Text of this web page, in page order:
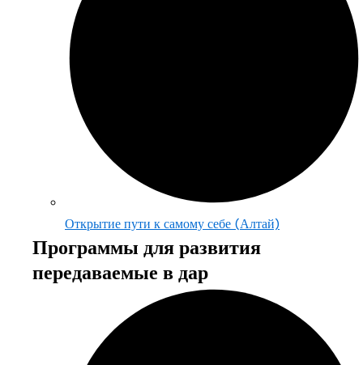
Открытие пути к самому себе (Алтай)
Программы для развития
передаваемые в дар